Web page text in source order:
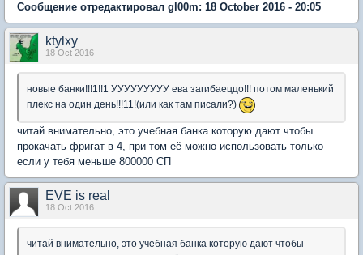
Сообщение отредактировал gl00m: 18 October 2016 - 20:05
ktylxy
18 Oct 2016
новые банки!!!1!!1 УУУУУУУУУ ева загибаеццо!!! потом маленький
плекс на один день!!!11!(или как там писали?)
читай внимательно, это учебная банка которую дают чтобы
прокачать фригат в 4, при том её можно использовать только
если у тебя меньше 800000 СП
EVE is real
18 Oct 2016
читай внимательно, это учебная банка которую дают чтобы